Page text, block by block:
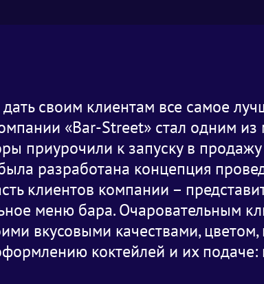
своим клиентам все самое
«Bar-Street» стал одним
приурочили к запуску в
разработана концепция
клиентов компании –
меню бара. Очаровательным
вкусовыми качествами,
коктейлей и их